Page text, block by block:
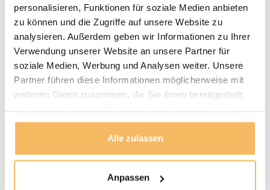
personalisieren, Funktionen für soziale Medien anbieten
zu können und die Zugriffe auf unsere Website zu
analysieren. Außerdem geben wir Informationen zu Ihrer
Verwendung unserer Website an unsere Partner für
soziale Medien, Werbung und Analysen weiter. Unsere
Partner führen diese Informationen möglicherweise mit
weiteren Daten zusammen, die Sie ihnen bereitgestellt
gesammelt haben.
Alle zulassen
Anpassen
LIEFERN:
Puurteak.de hat einen eigenen Lieferservice und liefert die
Möbel nach Absprache zu Ihnen nach Hause. Wir werden
Wir setzen uns mit Ihnen in Verbindung und vereinbaren
mit Ihnen einen Termin für die Lieferung. Unsere
Gartenmöbel werden bei Bedarf von unserem Fahrer
montiert und aufgestellt. Anlieferungen erfolgen nur
ebenerdig. Bei der Lieferung eines Baumstamm-Tisches
anwesend sein, um Aufstellen des Tisches anwesend sein.
Bestellungen ab € 500,- werden kostenlos geliefert. Sie
bezahlen, Wenn die Umstände es Ihnen unmöglich
per Banküberweisung oder in unserem Ausstellungsraum